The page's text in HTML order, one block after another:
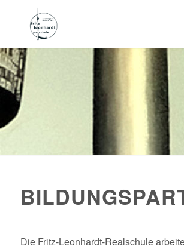
Die Fritz-Leonhardt-Realschule